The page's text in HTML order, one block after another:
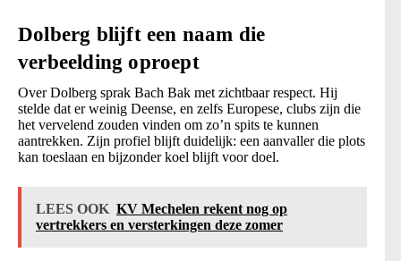
Dolberg blijft een naam die
verbeelding oproept
Over Dolberg sprak Bach Bak met zichtbaar respect. Hij
stelde dat er weinig Deense, en zelfs Europese, clubs zijn die
het vervelend zouden vinden om zo’n spits te kunnen
aantrekken. Zijn profiel blijft duidelijk: een aanvaller die plots
kan toeslaan en bijzonder koel blijft voor doel.
LEES OOK KV Mechelen rekent nog op
vertrekkers en versterkingen deze zomer